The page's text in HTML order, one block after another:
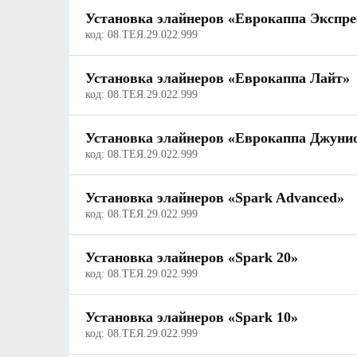
Установка элайнеров «Еврокаппа
код: 08.ТЕЯ.29.022.999
Установка элайнеров «Еврокаппа Лайт»
код: 08.ТЕЯ.29.022.999
Установка элайнеров «Еврокаппа
код: 08.ТЕЯ.29.022.999
Установка элайнеров «Spark Advanced»
код: 08.ТЕЯ.29.022.999
Установка элайнеров «Spark 20»
код: 08.ТЕЯ.29.022.999
Установка элайнеров «Spark 10»
код: 08.ТЕЯ.29.022.999